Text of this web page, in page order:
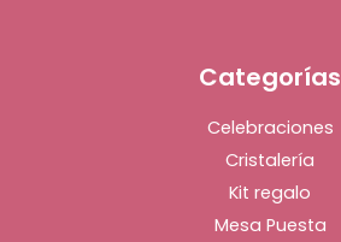
Categorías
Celebraciones
Cristalería
Kit regalo
Mesa Puesta